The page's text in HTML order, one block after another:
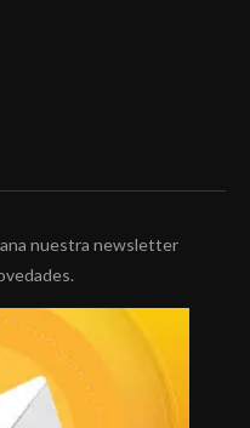
nuestra newsletter